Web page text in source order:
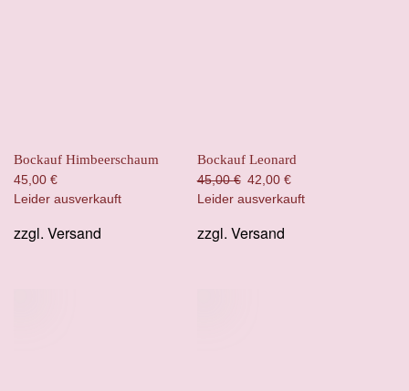
Bockauf Himbeerschaum
45,00 €
Leider ausverkauft
zzgl. Versand
Bockauf Leonard
45,00€ Ursprünglicher
Preis
45,00 €
42,00 €
Preis
Leider ausverkauft
zzgl. Versand